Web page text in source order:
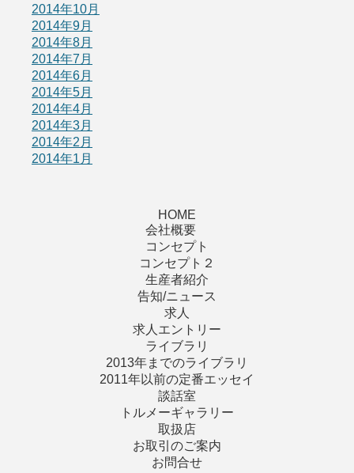
2014年10月
2014年9月
2014年8月
2014年7月
2014年6月
2014年5月
2014年4月
2014年3月
2014年2月
2014年1月
HOME
会社概要
コンセプト
コンセプト２
生産者紹介
告知/ニュース
求人
求人エントリー
ライブラリ
2013年までのライブラリ
2011年以前の定番エッセイ
談話室
トルメーギャラリー
取扱店
お取引のご案内
お問合せ